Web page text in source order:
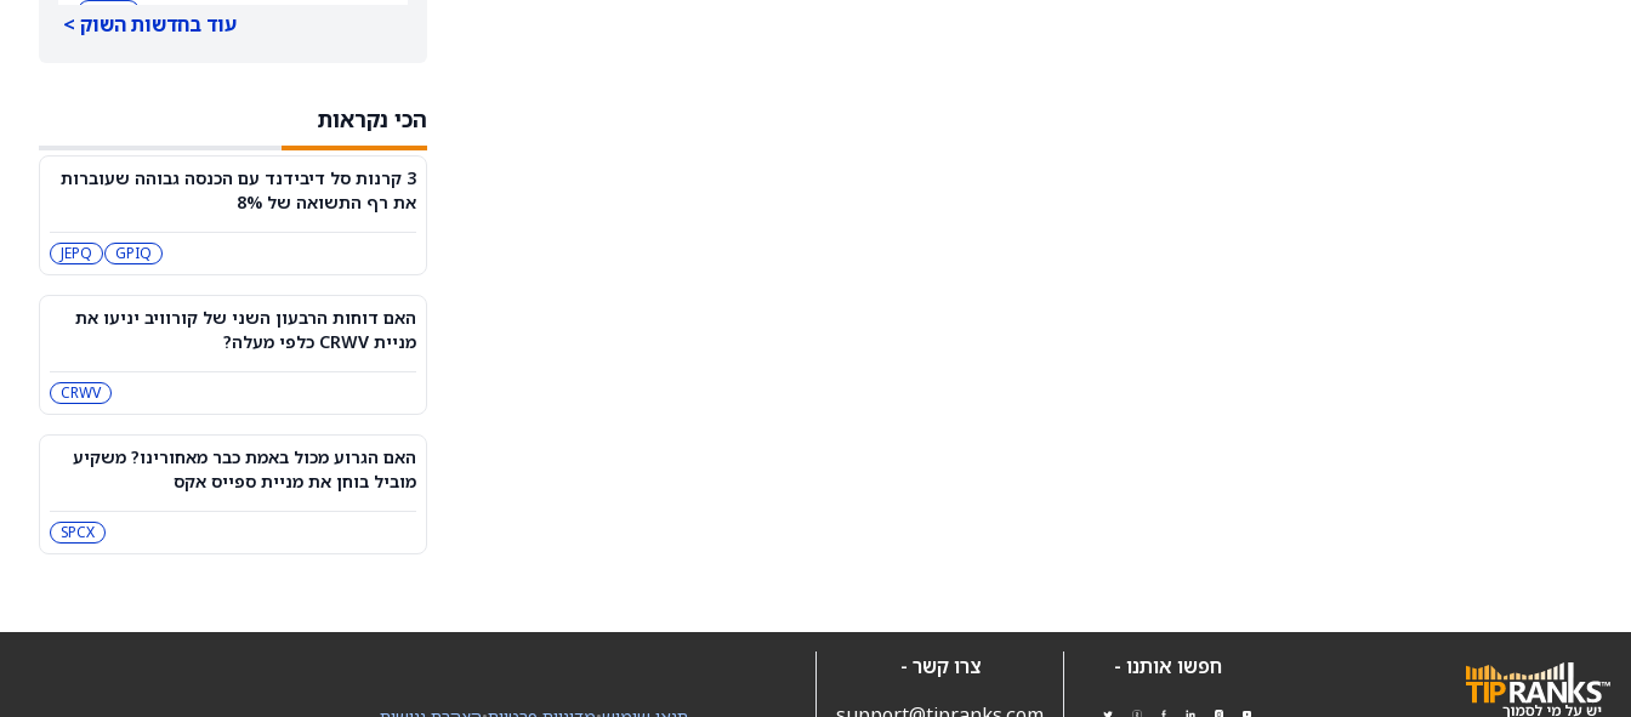
עסקת קורסור של ספייס אקס בשווי 60
מיליארד דולר עשויה להיסגר כבר בשבוע
הבא… אבל המותג Cursor עלול להיעלם
SPCX
PC:CURSO
מניית מעקב? ג'פריס גרופ שוקלת את
הספקולציות על מיזוג בין SpaceX
לטסלה
3 תעודות הסל הטובות ביותר להשקעה,
VV
שוק המניות היום: SPY ו-QQQ עלו לאחר
שדוח תעסוקה מאכזב שינה את ציפיות
הריבית
DIA
QQQ
עוד בחדשות השוק >
הכי נקראות
3 קרנות סל דיבידנד עם הכנסה גבוהה שעוברות
את רף התשואה של 8%
GPIQ
JEPQ
האם דוחות הרבעון השני של קורוויב יניעו את
מניית CRWV כלפי מעלה?
CRWV
האם הגרוע מכול באמת כבר מאחורינו? משקיע
מוביל בוחן את מניית ספייס אקס
SPCX
חפשו אותנו -
צרו קשר -